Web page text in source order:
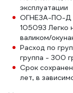
эксплуатации
ОГНЕЗА-ПО-Д
105093 Легко
валиком/
Расход по
группа - 300
Срок
лет, в